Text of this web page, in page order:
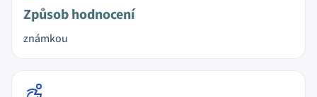
Způsob hodnocení
známkou